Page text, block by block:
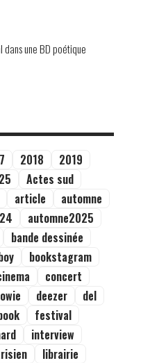
une BD poétique
2018
2019
Actes sud
article
automne
automne2025
bande dessinée
bookstagram
concert
deezer
del
festival
interview
librairie